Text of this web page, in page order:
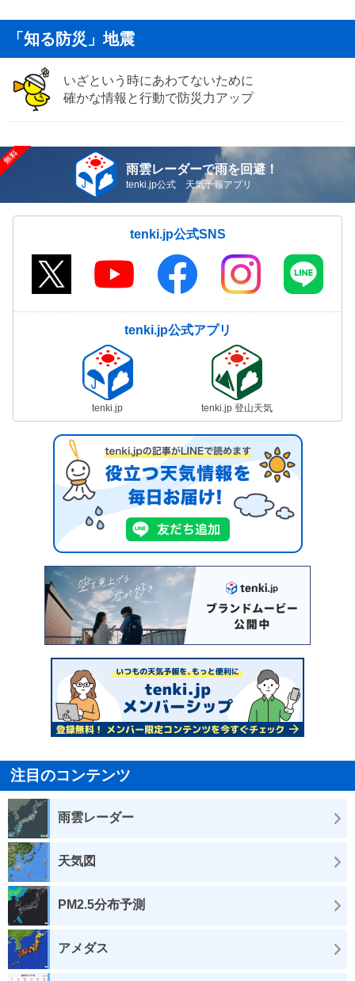
「知る防災」地震
いざという時にあわてないために
確かな情報と行動で防災力アップ
雨雲レーダーで雨を回避！
tenki.jp公式 天気予報アプリ
tenki.jp公式SNS
tenki.jp公式アプリ
tenki.jp tenki.jp 登山天気
注目のコンテンツ
雨雲レーダー
天気図
PM2.5分布予測
アメダス